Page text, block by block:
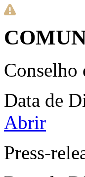
Conselho
Data de
Abrir
Press-